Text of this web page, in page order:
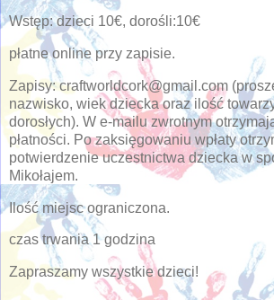
Wstęp: dzieci 10€, dorośli:10€
płatne online przy zapisie.
Zapisy: craftworldcork@gmail.com
nazwisko, wiek dziecka oraz ilość
dorosłych). W e-mailu zwrotnym
płatności. Po zaksięgowaniu wpłaty
potwierdzenie uczestnictwa dziecka w
Mikołajem.
Ilość miejsc ograniczona.
czas trwania 1 godzina
Zapraszamy wszystkie dzieci!